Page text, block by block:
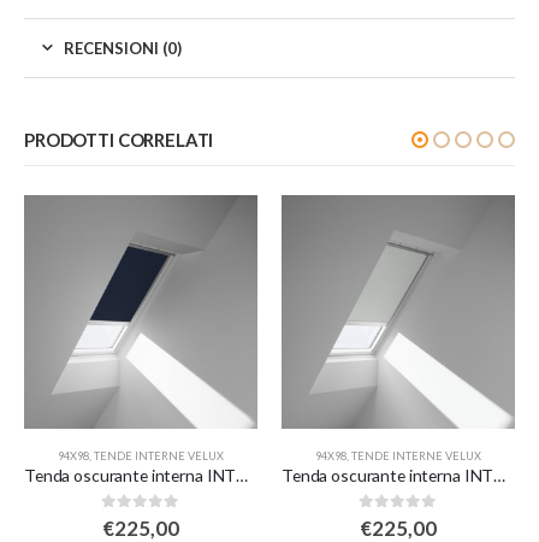
RECENSIONI (0)
PRODOTTI CORRELATI
94X98 TENDE INTERNE VELUX
Tenda oscurante interna INTEGRA solare – blu scuro
0Su 5
€225,00
94X98 TENDE INTERNE VELUX
Tenda oscurante interna INTEGRA solare – bianca
0Su 5
€225,00